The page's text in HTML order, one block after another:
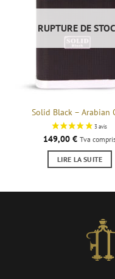
RUPTURE DE
Solid Black – Arabian
149,00€ Tva
LIRE LA SUITE